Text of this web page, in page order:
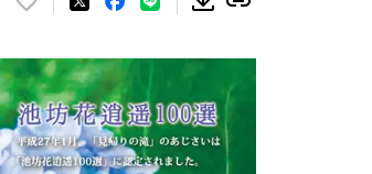
い
ね
！
数
を
読